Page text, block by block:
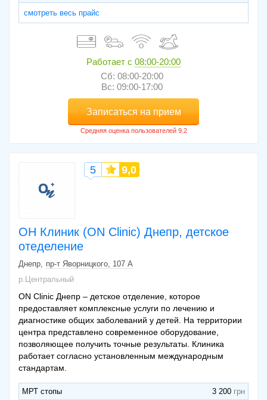
смотреть весь прайс
Работает с 08:00-20:00
Сб: 08:00-20:00
Вс: 09:00-17:00
Записаться на прием
ОН Клиник (ON Clinic) Днепр, детское
отеделение
5 9,0
Днепр
пр-т Яворницкого, 107 А
р.Центральный
ON Clinic Днепр – детское отделение, которое
предоставляет комплексные услуги по лечению и
диагностике общих заболеваний у детей. На территории
центра представлено современное оборудование,
позволяющее получить точные результаты. Клиника
работает согласно установленным международным
стандартам.
МРТ стопы 3 200